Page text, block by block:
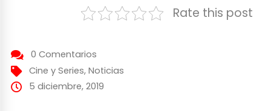
Rate this post
0 Comentarios
Cine y Series, Noticias
5 diciembre, 2019